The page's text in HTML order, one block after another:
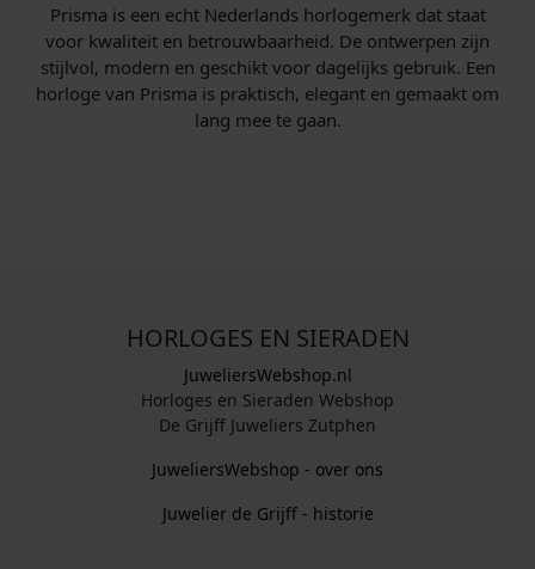
Prisma is een echt Nederlands horlogemerk dat staat
voor kwaliteit en betrouwbaarheid. De ontwerpen zijn
stijlvol, modern en geschikt voor dagelijks gebruik. Een
horloge van Prisma is praktisch, elegant en gemaakt om
lang mee te gaan.
HORLOGES EN SIERADEN
JuweliersWebshop.nl
Horloges en Sieraden Webshop
De Grijff Juweliers Zutphen
JuweliersWebshop - over ons
Juwelier de Grijff - historie